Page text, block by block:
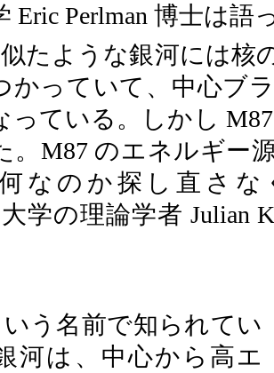
Eric Perlman 博士は語
似たような銀河には核
かっていて、中心ブ
っている。しかし
。M87 のエネルギー
なのか探し直さな
大学の理論学者 Julian
う名前で知られてい
河は、中心から高エ